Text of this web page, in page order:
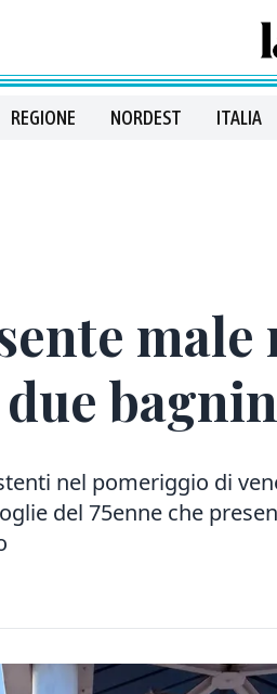
REGIONE NORDEST ITALIA
male
nel pomeriggio di
del 75enne che